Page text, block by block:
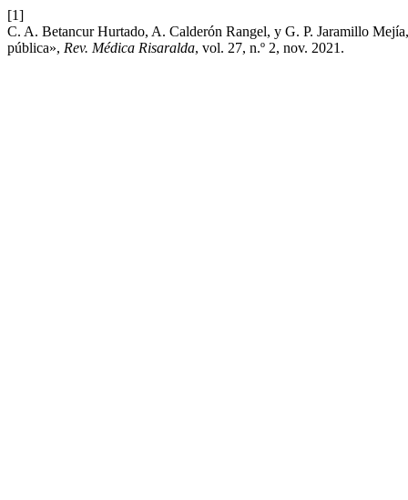
[1]
C. A. Betancur Hurtado, A. Calderón Rangel, y G. P. Jaramillo
pública», Rev. Médica Risaralda, vol. 27, n.º 2, nov. 2021.